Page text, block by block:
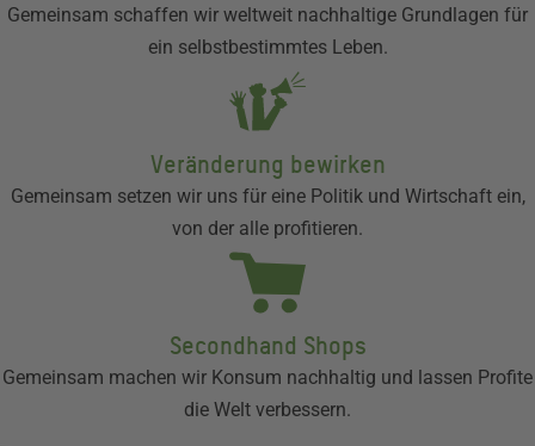
Gemeinsam schaffen wir weltweit nachhaltige Grundlagen für
ein selbstbestimmtes Leben.
Veränderung bewirken
Gemeinsam setzen wir uns für eine Politik und Wirtschaft ein,
von der alle profitieren.
Secondhand Shops
Gemeinsam machen wir Konsum nachhaltig und lassen Profite
die Welt verbessern.